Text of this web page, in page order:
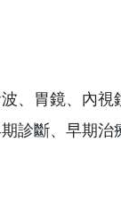
、胃鏡、內視
診斷、早期治